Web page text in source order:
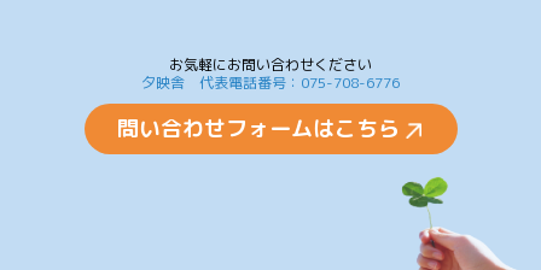
お気軽にお問い合わせください
夕映舎 代表電話番号：075-708-6776
問い合わせフォームはこちら